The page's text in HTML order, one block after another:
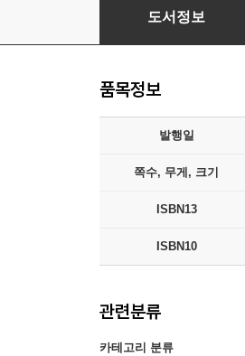
작곡가 이영훈의 노래들
도서정보
품목정보
발행일
쪽수, 무게, 크기
ISBN13
ISBN10
관련분류
카테고리 분류